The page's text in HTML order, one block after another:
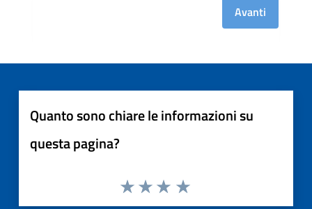
Avanti
Quanto sono chiare le informazioni su
questa pagina?